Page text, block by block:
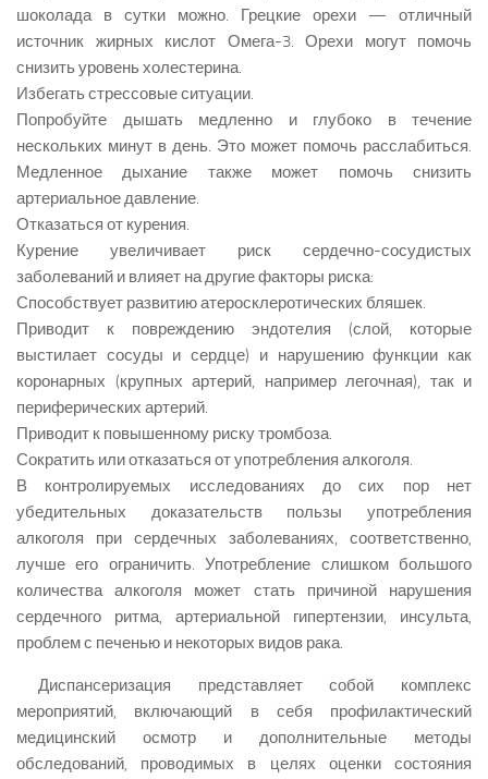
шоколада в сутки можно. Грецкие орехи — отличный
источник жирных кислот Омега-3. Орехи могут помочь
снизить уровень холестерина.
Избегать стрессовые ситуации.
Попробуйте дышать медленно и глубоко в течение
нескольких минут в день. Это может помочь расслабиться.
Медленное дыхание также может помочь снизить
артериальное давление.
Отказаться от курения.
Курение увеличивает риск сердечно-сосудистых
заболеваний и влияет на другие факторы риска:
Способствует развитию атеросклеротических бляшек.
Приводит к повреждению эндотелия (слой, которые
выстилает сосуды и сердце) и нарушению функции как
коронарных (крупных артерий, например легочная), так и
периферических артерий.
Приводит к повышенному риску тромбоза.
Сократить или отказаться от употребления алкоголя.
В контролируемых исследованиях до сих пор нет
убедительных доказательств пользы употребления
алкоголя при сердечных заболеваниях, соответственно,
лучше его ограничить. Употребление слишком большого
количества алкоголя может стать причиной нарушения
сердечного ритма, артериальной гипертензии, инсульта,
проблем с печенью и некоторых видов рака.
Диспансеризация представляет собой комплекс
мероприятий, включающий в себя профилактический
медицинский осмотр и дополнительные методы
обследований, проводимых в целях оценки состояния